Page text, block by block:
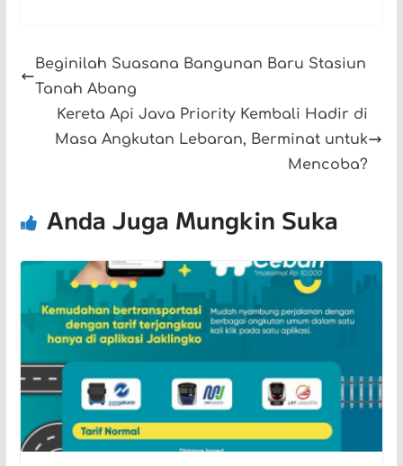
Beginilah Suasana Bangunan Baru Stasiun
Tanah Abang
Kereta Api Java Priority Kembali Hadir di
Masa Angkutan Lebaran, Berminat untuk
Mencoba?
Anda Juga Mungkin Suka